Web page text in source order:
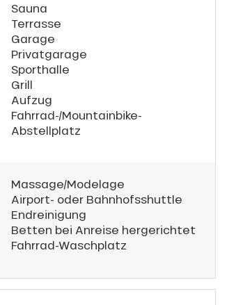
Sauna
Terrasse
Garage
Privatgarage
Sporthalle
Grill
Aufzug
Fahrrad-/Mountainbike-
Abstellplatz
Massage/Modelage
Airport- oder Bahnhofsshuttle
Endreinigung
Betten bei Anreise hergerichtet
Fahrrad-Waschplatz